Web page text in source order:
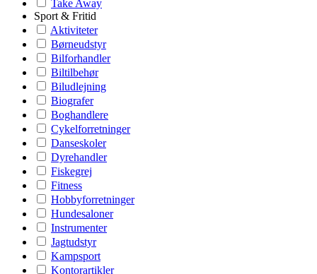
Take Away
Sport & Fritid
Aktiviteter
Børneudstyr
Bilforhandler
Biltilbehør
Biludlejning
Biografer
Boghandlere
Cykelforretninger
Danseskoler
Dyrehandler
Fiskegrej
Fitness
Hobbyforretninger
Hundesaloner
Instrumenter
Jagtudstyr
Kampsport
Kontorartikler